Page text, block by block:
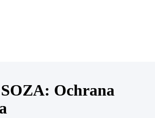
Ochrana